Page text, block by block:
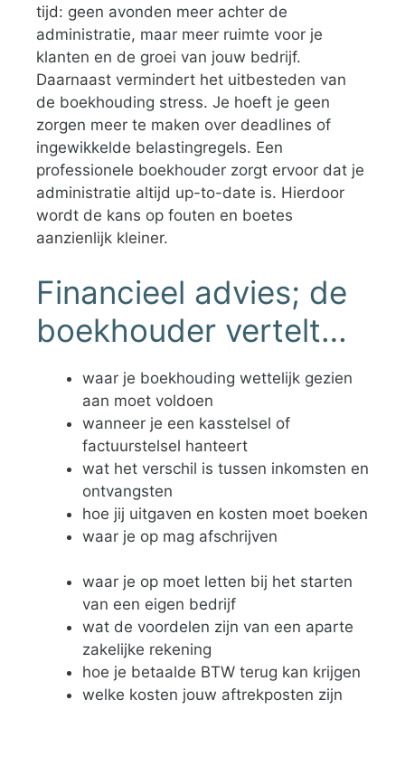
tijd: geen avonden meer achter de
administratie, maar meer ruimte voor je
klanten en de groei van jouw bedrijf.
Daarnaast vermindert het uitbesteden van
de boekhouding stress. Je hoeft je geen
zorgen meer te maken over deadlines of
ingewikkelde belastingregels. Een
professionele boekhouder zorgt ervoor dat je
administratie altijd up-to-date is. Hierdoor
wordt de kans op fouten en boetes
aanzienlijk kleiner.
Financieel advies; de
boekhouder vertelt…
waar je boekhouding wettelijk gezien
aan moet voldoen
wanneer je een kasstelsel of
factuurstelsel hanteert
wat het verschil is tussen inkomsten en
ontvangsten
hoe jij uitgaven en kosten moet boeken
waar je op mag afschrijven
waar je op moet letten bij het starten
van een eigen bedrijf
wat de voordelen zijn van een aparte
zakelijke rekening
hoe je betaalde BTW terug kan krijgen
welke kosten jouw aftrekposten zijn